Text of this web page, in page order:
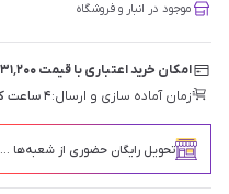
موجود در انبار و فروشگاه
امکان خرید اعتباری با قیمت ۱٬۲۳۱٬۲۰۰ تومان
زمان آماده سازی و ارسال:۴ ساعت کاری
تحویل رایگان حضوری از شعبه‌ها ...